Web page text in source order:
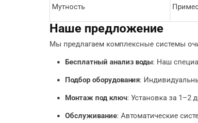
Мутность
Наше предложение
Мы предлагаем комплексные системы
Бесплатный анализ воды: Наш
Подбор оборудования:
Монтаж под ключ: Установка за 1–2
Обслуживание: Автоматические